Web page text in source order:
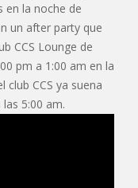
en la noche de
un after party que
CCS Lounge de
pm a 1:00 am en la
club CCS ya suena
5:00 am.